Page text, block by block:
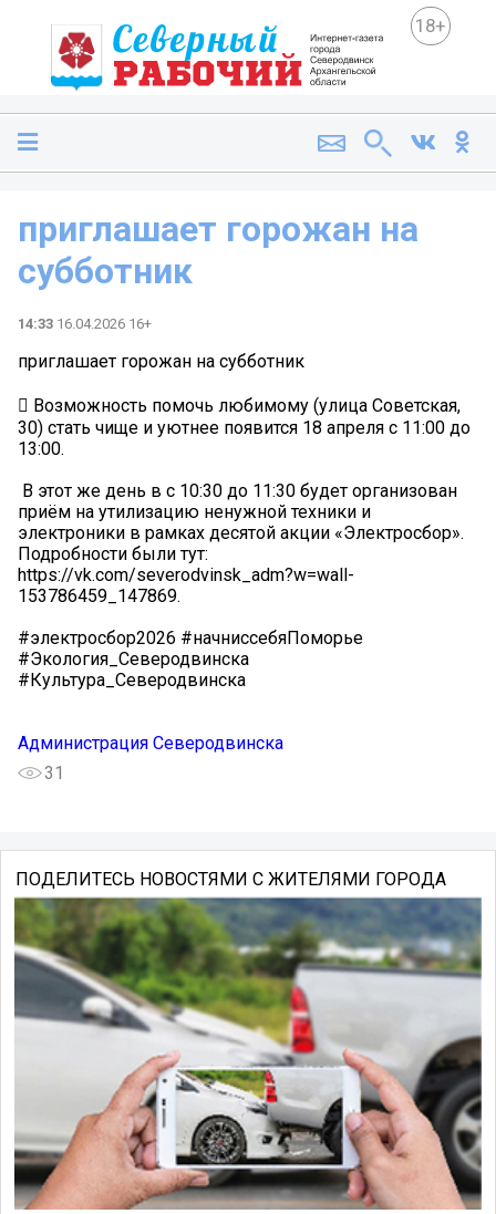
18+
приглашает горожан на
субботник
14:33 16.04.2026 16+
приглашает горожан на субботник
🪏 Возможность помочь любимому (улица Советская,
30) стать чище и уютнее появится 18 апреля с 11:00 до
13:00.
️ В этот же день в с 10:30 до 11:30 будет организован
приём на утилизацию ненужной техники и
электроники в рамках десятой акции «Электросбор».
Подробности были тут:
https://vk.com/severodvinsk_adm?w=wall-
153786459_147869.
#электросбор2026 #начниссебяПоморье
#Экология_Северодвинска
#Культура_Северодвинска
Администрация Северодвинска
31
ПОДЕЛИТЕСЬ НОВОСТЯМИ С ЖИТЕЛЯМИ ГОРОДА